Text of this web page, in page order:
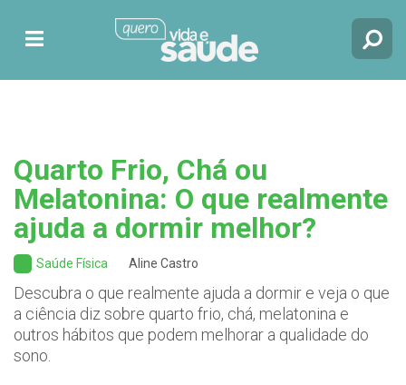
Quarto Frio, Chá ou
Melatonina: O que realmente
ajuda a dormir melhor?
Saúde Física Aline Castro
Descubra o que realmente ajuda a dormir e veja o que
a ciência diz sobre quarto frio, chá, melatonina e
outros hábitos que podem melhorar a qualidade do
sono.